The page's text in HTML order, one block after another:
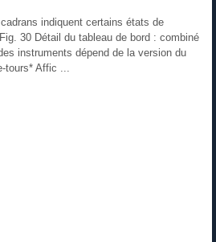
indiquent certains états de
30 Détail du tableau de bord : combiné
instruments dépend de la version du
tours* Affic ...